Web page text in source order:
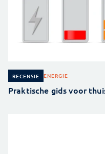
RECENSIE ENERGIE
Praktische gids voor